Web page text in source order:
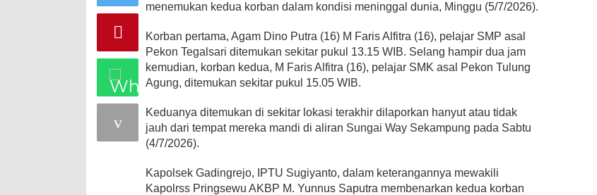
menemukan kedua korban dalam kondisi meninggal dunia, Minggu (5/7/2026).
Korban pertama, Agam Dino Putra (16) M Faris Alfitra (16), pelajar SMP asal
Pekon Tegalsari ditemukan sekitar pukul 13.15 WIB. Selang hampir dua jam
kemudian, korban kedua, M Faris Alfitra (16), pelajar SMK asal Pekon Tulung
Agung, ditemukan sekitar pukul 15.05 WIB.
Keduanya ditemukan di sekitar lokasi terakhir dilaporkan hanyut atau tidak
jauh dari tempat mereka mandi di aliran Sungai Way Sekampung pada Sabtu
(4/7/2026).
Kapolsek Gadingrejo, IPTU Sugiyanto, dalam keterangannya mewakili
Kapolrss Pringsewu AKBP M. Yunnus Saputra membenarkan kedua korban